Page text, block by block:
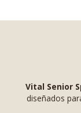
Vital Senior
diseñados